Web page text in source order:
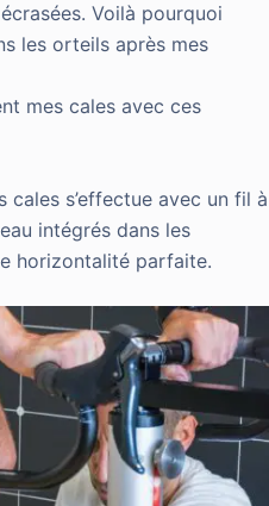
Voilà pourquoi
les orteils après mes
mes cales avec ces
cales s’effectue avec un fil à
intégrés dans les
horizontalité parfaite.